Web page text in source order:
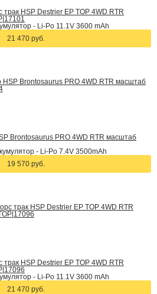
HSP Destrier EP TOP 4WD RTR
- Li-Po 11.1V 3600 mAh
21 470 руб.
Brontosaurus PRO 4WD RTR масштаб
- Li-Po 7.4V 3500mAh
19 570 руб.
HSP Destrier EP TOP 4WD RTR
- Li-Po 11.1V 3600 mAh
21 470 руб.